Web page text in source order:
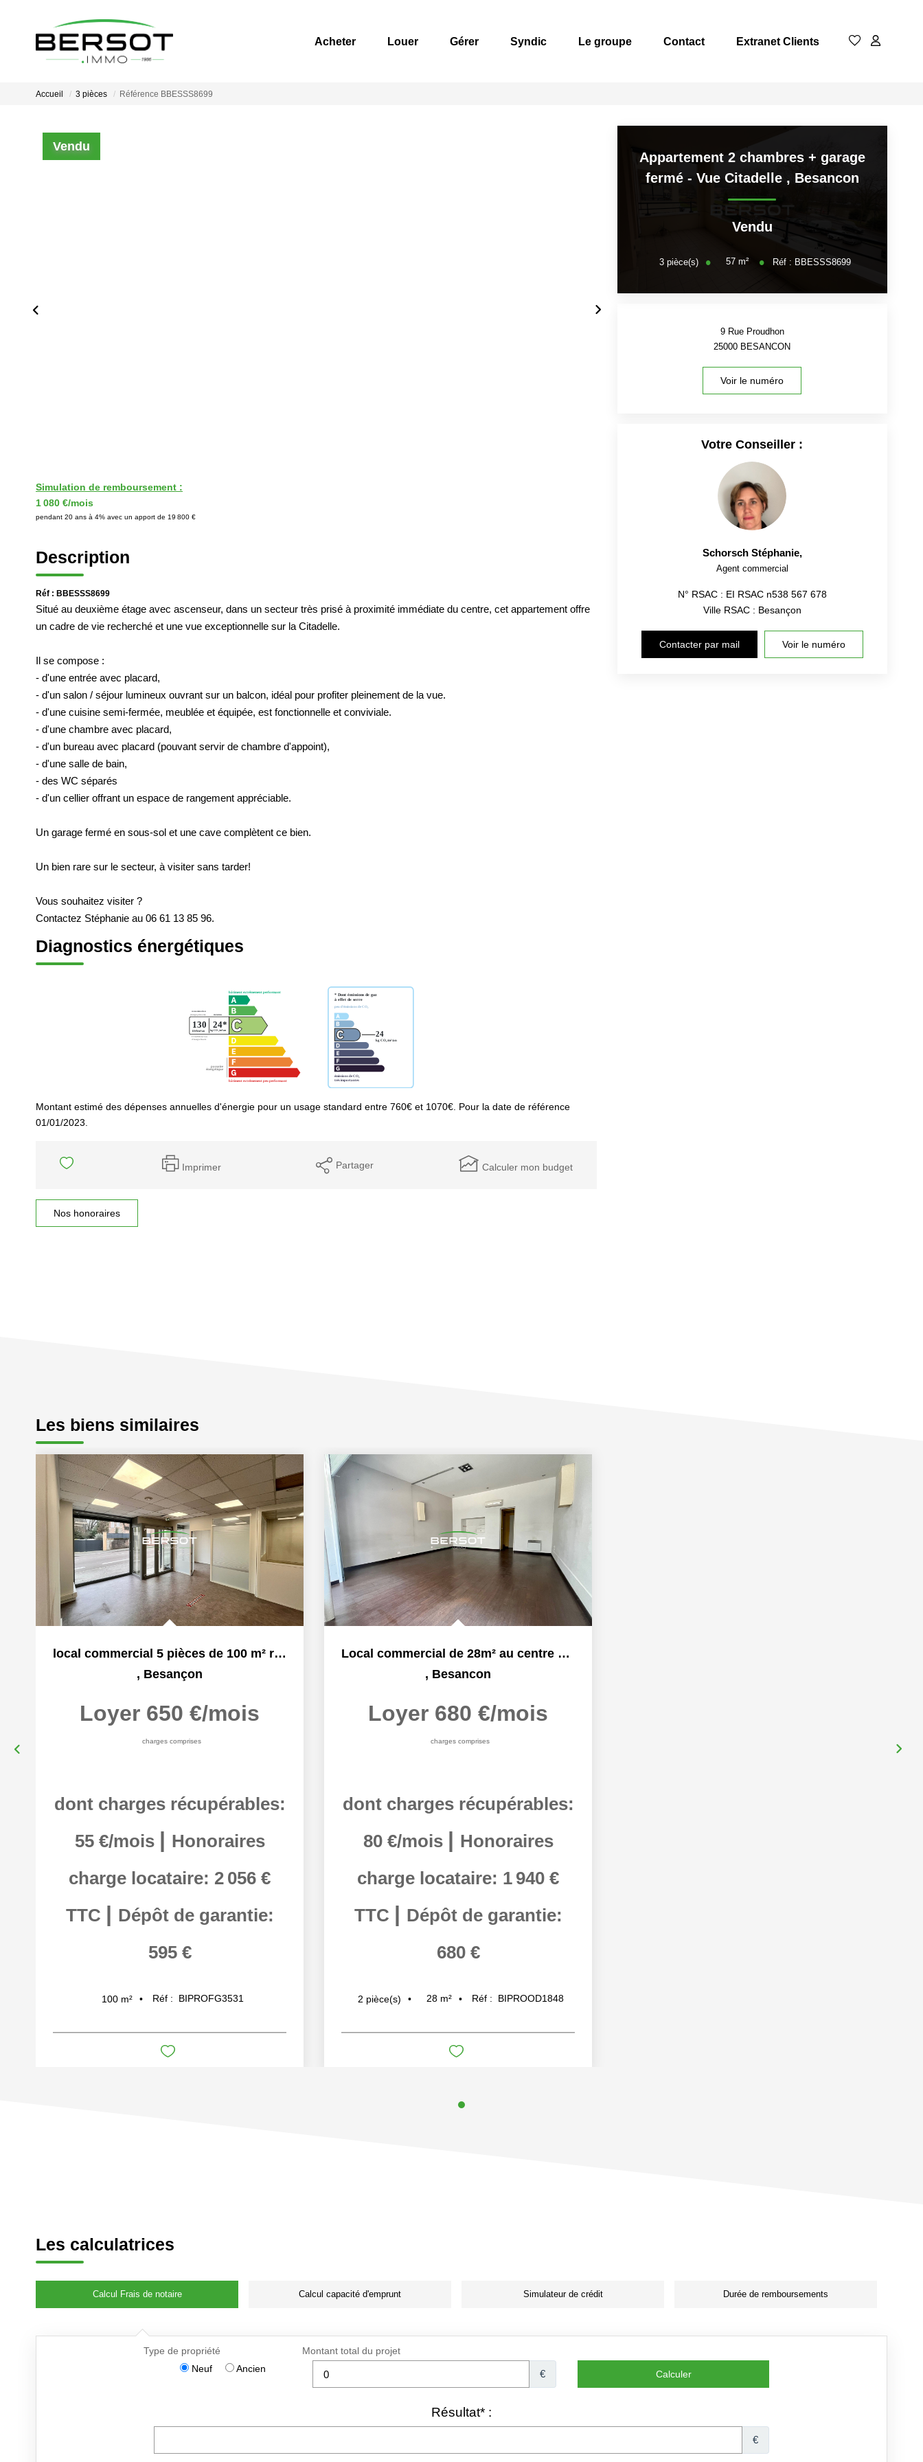
Acheter Louer Gérer Syndic Le groupe Contact Extranet Clients
Accueil 3 pièces Référence BBESSS8699
Vendu
Simulation de remboursement :
1 080 €/mois
pendant 20 ans à 4% avec un apport de 19 800 €
Description
Réf : BBESSS8699
Situé au deuxième étage avec ascenseur, dans un secteur très prisé à proximité immédiate du centre, cet appartement offre
un cadre de vie recherché et une vue exceptionnelle sur la Citadelle.
Il se compose :
- d'une entrée avec placard,
- d'un salon / séjour lumineux ouvrant sur un balcon, idéal pour profiter pleinement de la vue.
- d'une cuisine semi-fermée, meublée et équipée, est fonctionnelle et conviviale.
- d'une chambre avec placard,
- d'un bureau avec placard (pouvant servir de chambre d'appoint),
- d'une salle de bain,
- des WC séparés
- d'un cellier offrant un espace de rangement appréciable.
Un garage fermé en sous-sol et une cave complètent ce bien.
Un bien rare sur le secteur, à visiter sans tarder!
Vous souhaitez visiter ?
Contactez Stéphanie au 06 61 13 85 96.
Diagnostics énergétiques
Montant estimé des dépenses annuelles d'énergie pour un usage standard entre 760€ et 1070€. Pour la date de référence
01/01/2023.
Imprimer Partager Calculer mon budget
Nos honoraires
Appartement 2 chambres + garage
fermé - Vue Citadelle , Besancon
Vendu
3 pièce(s) 57 m² Réf : BBESSS8699
9 Rue Proudhon
25000 BESANCON
Voir le numéro
Votre Conseiller :
Schorsch Stéphanie,
Agent commercial
N° RSAC : EI RSAC n538 567 678
Ville RSAC : Besançon
Contacter par mail Voir le numéro
Les biens similaires
local commercial 5 pièces de 100 m² rue de Vesoul
, Besançon
Loyer 650 €/mois
charges comprises
dont charges récupérables:
55 €/mois | Honoraires
charge locataire: 2 056 €
TTC | Dépôt de garantie:
595 €
100 m² Réf : BIPROFG3531
Local commercial de 28m² au centre ville
, Besancon
Loyer 680 €/mois
charges comprises
dont charges récupérables:
80 €/mois | Honoraires
charge locataire: 1 940 €
TTC | Dépôt de garantie:
680 €
2 pièce(s) 28 m² Réf : BIPROOD1848
Les calculatrices
Calcul Frais de notaire Calcul capacité d'emprunt Simulateur de crédit Durée de remboursements